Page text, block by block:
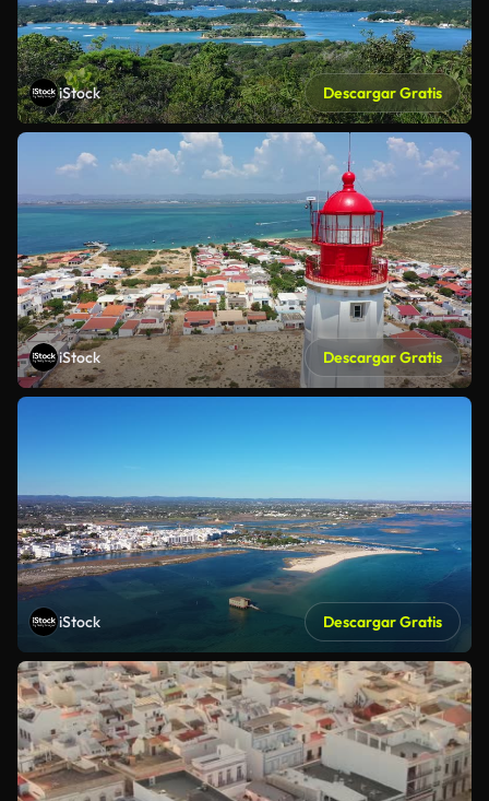
iStock Descargar Gratis
iStock Descargar Gratis
iStock Descargar Gratis